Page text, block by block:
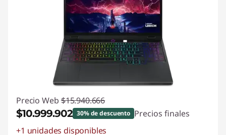
Precio Web $15.940.666
$10.999.902 30% de descuento Precios finales
Ahorros instantáneos :
+1 unidades disponibles